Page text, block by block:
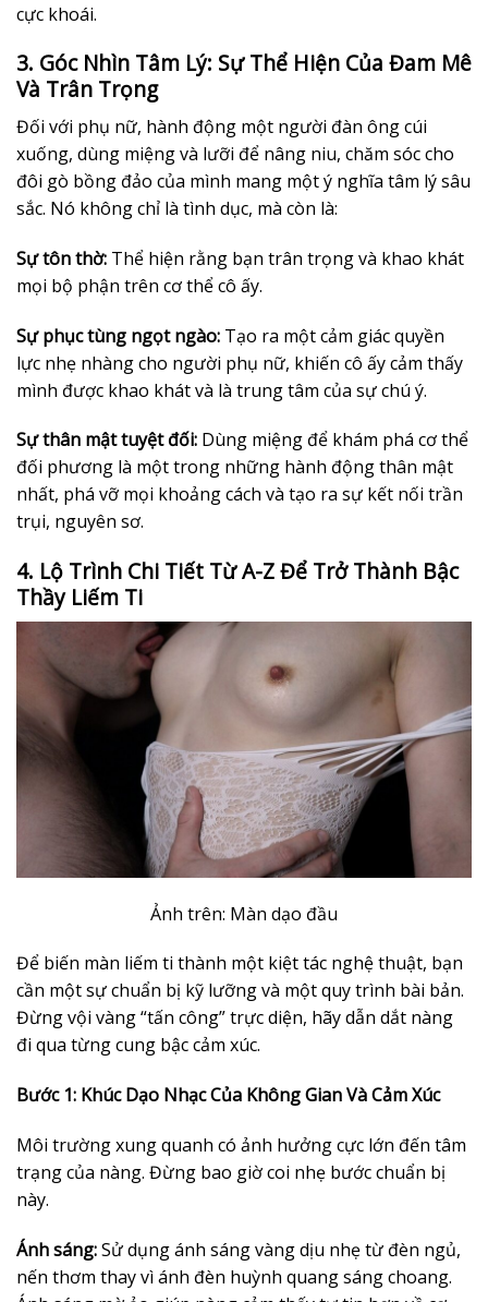
cực khoái.
3. Góc Nhìn Tâm Lý: Sự Thể Hiện Của Đam Mê
Và Trân Trọng
Đối với phụ nữ, hành động một người đàn ông cúi
xuống, dùng miệng và lưỡi để nâng niu, chăm sóc cho
đôi gò bồng đảo của mình mang một ý nghĩa tâm lý sâu
sắc. Nó không chỉ là tình dục, mà còn là:
Sự tôn thờ: Thể hiện rằng bạn trân trọng và khao khát
mọi bộ phận trên cơ thể cô ấy.
Sự phục tùng ngọt ngào: Tạo ra một cảm giác quyền
lực nhẹ nhàng cho người phụ nữ, khiến cô ấy cảm thấy
mình được khao khát và là trung tâm của sự chú ý.
Sự thân mật tuyệt đối: Dùng miệng để khám phá cơ thể
đối phương là một trong những hành động thân mật
nhất, phá vỡ mọi khoảng cách và tạo ra sự kết nối trần
trụi, nguyên sơ.
4. Lộ Trình Chi Tiết Từ A-Z Để Trở Thành Bậc
Thầy Liếm Ti
Ảnh trên: Màn dạo đầu
Để biến màn liếm ti thành một kiệt tác nghệ thuật, bạn
cần một sự chuẩn bị kỹ lưỡng và một quy trình bài bản.
Đừng vội vàng “tấn công” trực diện, hãy dẫn dắt nàng
đi qua từng cung bậc cảm xúc.
Bước 1: Khúc Dạo Nhạc Của Không Gian Và Cảm Xúc
Môi trường xung quanh có ảnh hưởng cực lớn đến tâm
trạng của nàng. Đừng bao giờ coi nhẹ bước chuẩn bị
này.
Ánh sáng:Sử dụng ánh sáng vàng dịu nhẹ từ đèn ngủ,
nến thơm thay vì ánh đèn huỳnh quang sáng choang.